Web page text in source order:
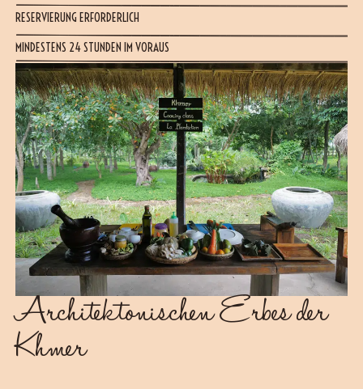
RESERVIERUNG ERFORDERLICH
MINDESTENS 24 STUNDEN IM VORAUS
Architektonischen Erbes der
Khmer